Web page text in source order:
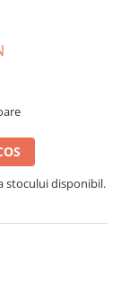
stocului disponibil.